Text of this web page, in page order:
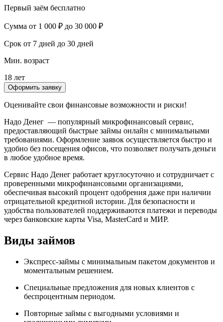
Первый заём бесплатно
Сумма от 1 000 ₽ до 30 000 ₽
Срок от 7 дней до 30 дней
Мин. возраст
18 лет
Оформить заявку
Оценивайте свои финансовые возможности и риски!
Надо Денег — популярный микрофинансовый сервис,
предоставляющий быстрые займы онлайн с минимальными
требованиями. Оформление заявок осуществляется быстро и
удобно без посещения офисов, что позволяет получать деньги
в любое удобное время.
Сервис Надо Денег работает круглосуточно и сотрудничает с
проверенными микрофинансовыми организациями,
обеспечивая высокий процент одобрения даже при наличии
отрицательной кредитной истории. Для безопасности и
удобства пользователей поддерживаются платежи и переводы
через банковские карты Visa, MasterCard и МИР.
Виды займов
Экспресс-займы с минимальным пакетом документов и
моментальным решением.
Специальные предложения для новых клиентов с
беспроцентным периодом.
Повторные займы с выгодными условиями и